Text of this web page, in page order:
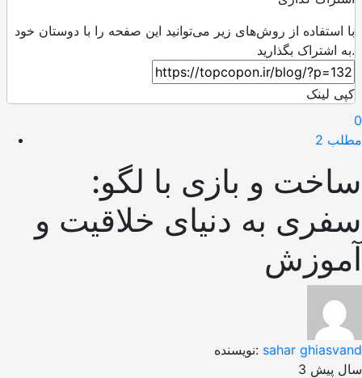
با استفاده از روش‌های زیر می‌توانید این صفحه را با دوستان خود
به اشتراک بگذارید.
کپی لینک
0
مطلب 2
ساخت و بازی با لگو:
سفری به دنیای خلاقیت و
آموزش
نویسنده: sahar ghiasvand
3 سال پیش